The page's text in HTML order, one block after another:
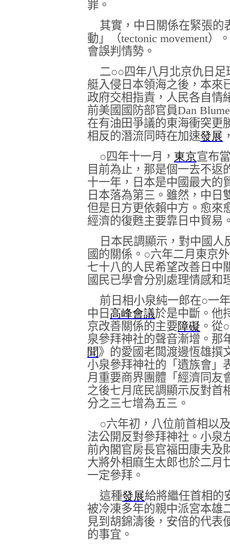
罪。
其實，中日關係在緊張的
動」（tectonic movement）
會誤判情勢。
二○○四年八月北京仇日
艇入侵日本領海之後，本來
政府交相指責，人民各自情
前美國國防部官員Dan
在有油田爭議的東海衝突更
相反的潛流同時在加速發展
○四年十一月， 東京宣布
目前為止，那是個一去不返
十一年，日本是中國最大的
日本落為第三。雖然，中日
但是日方更依賴中方。愈來
經濟的復甦主要靠日中貿易
日本民調顯示，對中國
國的關係。 ○六年二月東京
七十八的人民希望改善日中
國民已學會分別處理情感和
前日相小泉純一郎在○一
中日 高峰會議於是中斷。他
京改善關係的主要障礙 。從○
泉參拜神社的聲音漸增。那
聞》的愛國老闆渡邊恆雄撰
小泉參拜神社的「遺族會」
月重要商界團體「經濟同友
之後七月底民調顯示反對首
分之三七增為五三。
○六年初，八位前首相以
法公開反對參拜神社。小泉
前內閣官房長官福田康夫及
大將外相麻生太郎也於二月
一定參拜。
這種發展給將繼任首相的
被冷凍多年的親中派宮本雄
見到胡錦濤後，安倍的代表
的事宜。